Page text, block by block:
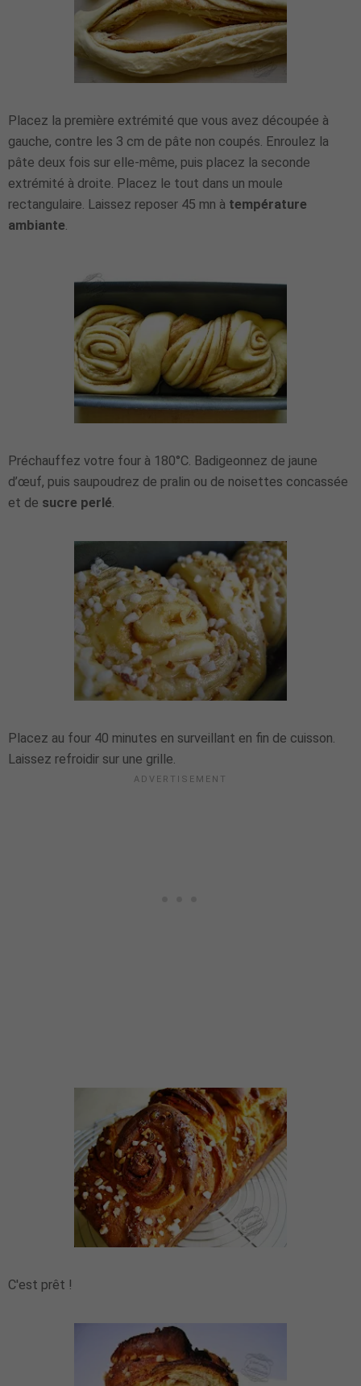
Placez la première extrémité que vous avez découpée à
gauche, contre les 3 cm de pâte non coupés. Enroulez la
pâte deux fois sur elle-même, puis placez la seconde
extrémité à droite. Placez le tout dans un moule
rectangulaire. Laissez reposer 45 mn à température
ambiante
Préchauffez votre four à 180°C. Badigeonnez de jaune
d’œuf, puis saupoudrez de pralin ou de noisettes concassée
et de sucre perlé
Placez au four 40 minutes en surveillant en fin de cuisson.
Laissez refroidir sur une grille.
C'est prêt !